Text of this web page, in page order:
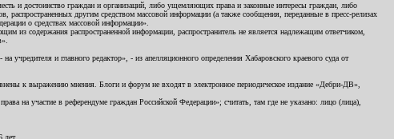
и достоинство граждан и организаций, либо ущемляющих права и законные интересы граждан, либо
другим средством массовой информации (а также сообщения, переданные в пресс-релизах
о средствах массовой информации».
содержания распространенной информации, распространитель не является надлежащим ответчиком,
и главного редактор», - из апелляционного определения Хабаровского краевого суда от
к выражению мнения. Блоги и форум не входят в электронное периодическое издание «Дебри-ДВ»,
на участие в референдуме граждан Российской Федерации»; считать, там где не указано: лицо (лица),
лет.